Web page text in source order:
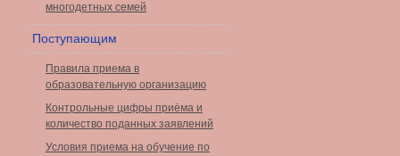
многодетных семей
Поступающим
Правила приема в
образовательную организацию
Контрольные цифры приёма и
количество поданных заявлений
Условия приема на обучение по